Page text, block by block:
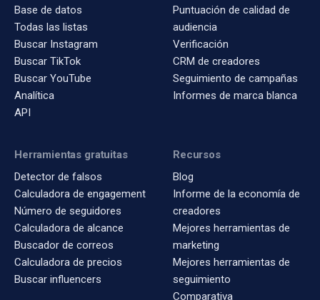
Base de datos
Todas las listas
Buscar Instagram
Buscar TikTok
Buscar YouTube
Analítica
API
Puntuación de calidad de
audiencia
Verificación
CRM de creadores
Seguimiento de campañas
Informes de marca blanca
Herramientas gratuitas
Detector de falsos
Calculadora de engagement
Número de seguidores
Calculadora de alcance
Buscador de correos
Calculadora de precios
Buscar influencers
Recursos
Blog
Informe de la economía de
creadores
Mejores herramientas de
marketing
Mejores herramientas de
seguimiento
Comparativa